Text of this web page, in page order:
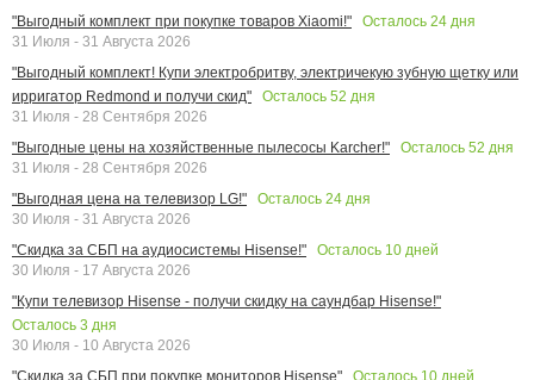
"Выгодный комплект при покупке товаров Xiaomi!"
Осталось 24 дня
31 Июля - 31 Августа 2026
"Выгодный комплект! Купи электробритву, электричекую зубную щетку или
ирригатор Redmond и получи скид"
Осталось 52 дня
31 Июля - 28 Сентября 2026
"Выгодные цены на хозяйственные пылесосы Karcher!"
Осталось 52 дня
31 Июля - 28 Сентября 2026
"Выгодная цена на телевизор LG!"
Осталось 24 дня
30 Июля - 31 Августа 2026
"Скидка за СБП на аудиосистемы Hisense!"
Осталось 10 дней
30 Июля - 17 Августа 2026
"Купи телевизор Hisense - получи скидку на саундбар Hisense!"
Осталось 3 дня
30 Июля - 10 Августа 2026
"Скидка за СБП при покупке мониторов Hisense"
Осталось 10 дней